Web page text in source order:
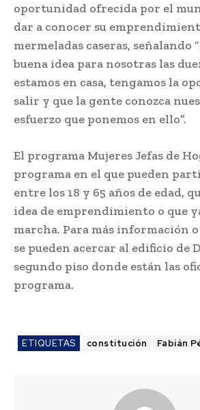
oportunidad ofrecida por el
dar a conocer su
mermeladas caseras, señalando
buena idea para nosotras las
estamos en casa, tengamos la
salir y que la gente conozca
esfuerzo que ponemos en ello”.
El programa Mujeres Jefas de
programa en el que pueden
entre los 18 y 65 años de edad,
idea de emprendimiento o que
marcha. Para más información
se pueden acercar al edificio de
segundo piso donde están las
programa.
ETIQUETAS constitución Fabián